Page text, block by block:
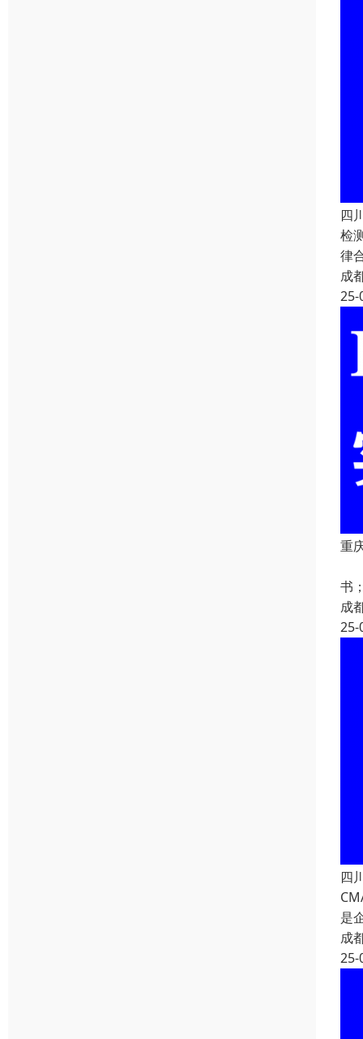
四
检
律
成
25-
重
书
成
25-
四
是
成
25-